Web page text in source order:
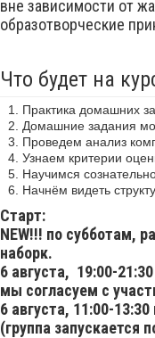
вне зависимости от
образотворческие
Что будет на
Практика домашних
Домашние задания
Проведем анализ
Узнаем критерии
Научимся
Начнём видеть
Старт:
NEW!!! по субботам,
наборк.
6 августа, 19:00-
мы согласуем с
6 августа, 11:00-
(группа запускается